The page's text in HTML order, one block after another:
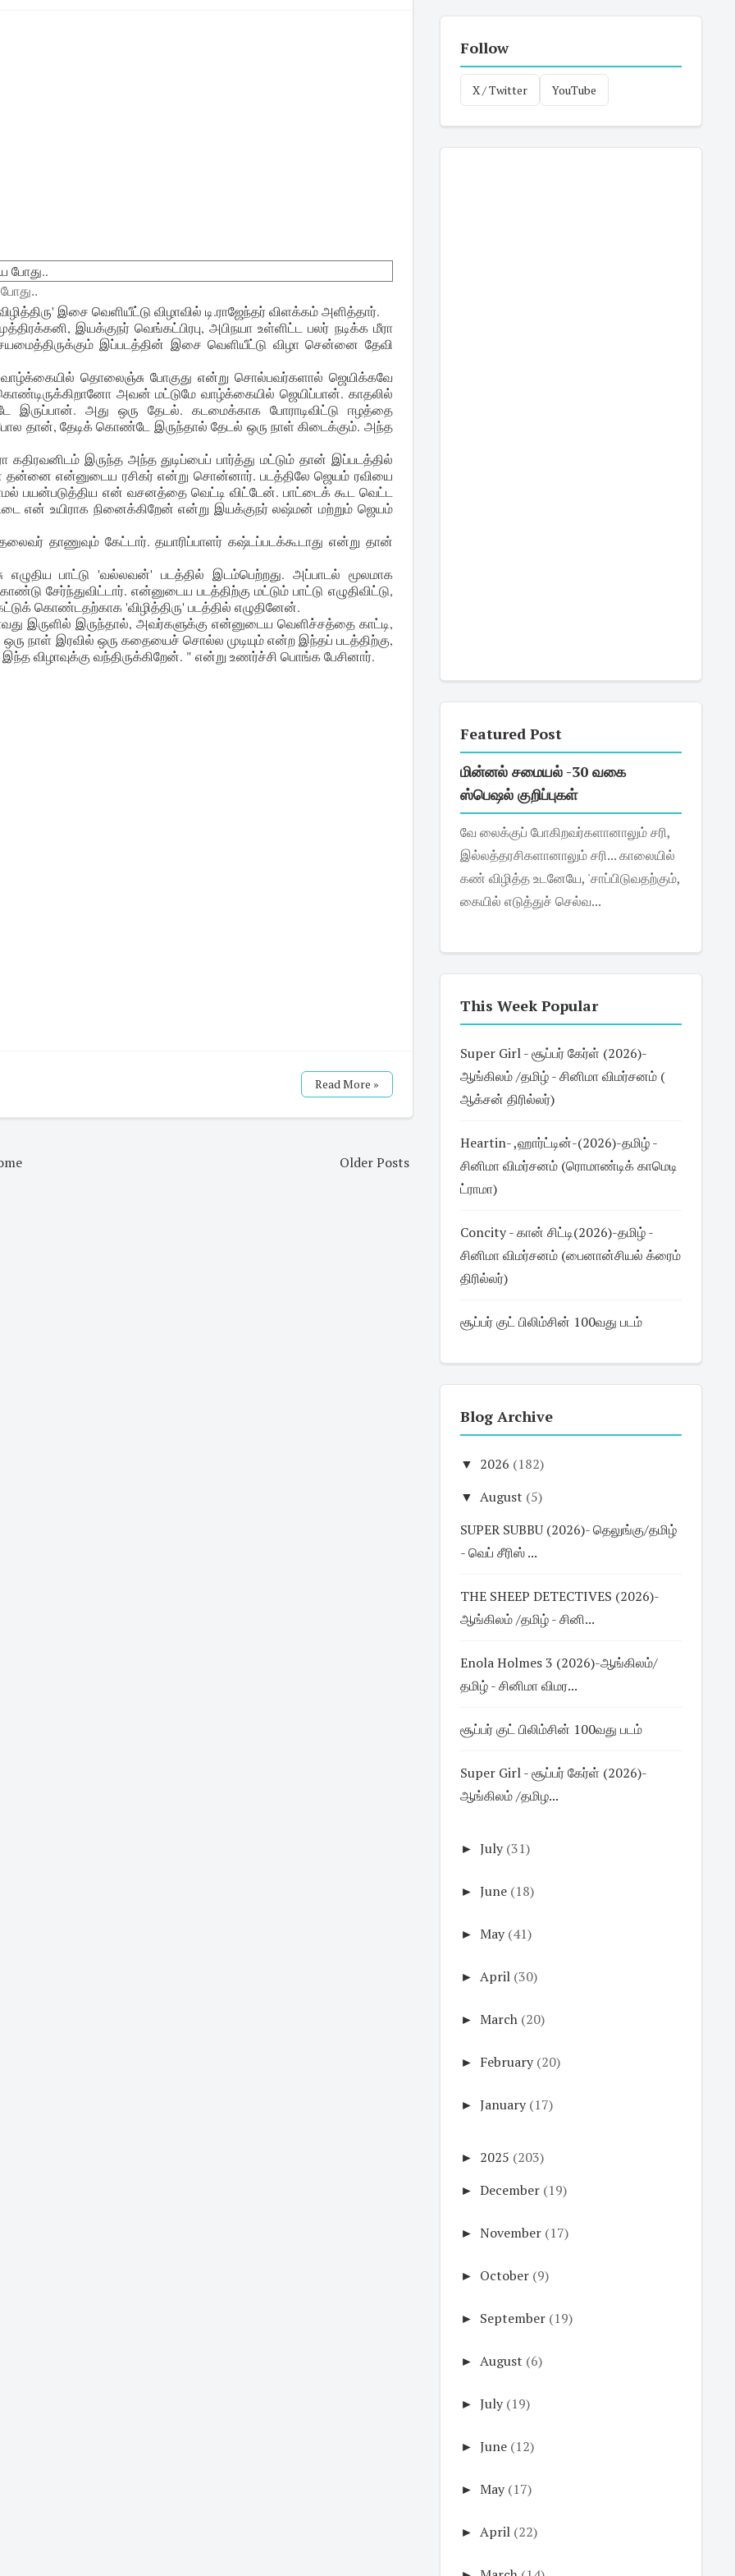
இசை வெளியீட்டு விழாவில் டி.ராஜேந்தர் விளக்கம் அளித்தார்.
இயக்குநர் வெங்கட்பிரபு, அபிநயா உள்ளிட்ட பலர் நடிக்க மீரா
இப்படத்தின் இசை வெளியீட்டு விழா சென்னை தேவி
"வாழ்க்கையில் தொலைஞ்சு போகுது என்று சொல்பவர்களால் ஜெயிக்கவே
அவன் மட்டுமே வாழ்க்கையில் ஜெயிப்பான். காதலில்
அது ஒரு தேடல். கடமைக்காக போராடிவிட்டு ஈழத்தை
தான், தேடிக் கொண்டே இருந்தால் தேடல் ஒரு நாள் கிடைக்கும். அந்த
இருந்த அந்த துடிப்பைப் பார்த்து மட்டும் தான் இப்படத்தில்
தன்னை என்னுடைய ரசிகர் என்று சொன்னார். படத்திலே ஜெயம் ரவியை
பயன்படுத்திய என் வசனத்தை வெட்டி விட்டேன். பாட்டைக் கூட வெட்ட
என் உயிராக நினைக்கிறேன் என்று இயக்குநர் லஷ்மன் மற்றும் ஜெயம்
தாணுவும் கேட்டார். தயாரிப்பாளர் கஷ்டப்படக்கூடாது என்று தான்
பாட்டு 'வல்லவன்' படத்தில் இடம்பெற்றது. அப்பாடல் மூலமாக
என்னுடைய படத்திற்கு மட்டும் பாட்டு எழுதிவிட்டு,
கொண்டதற்காக 'விழித்திரு' படத்தில் எழுதினேன்.
இருளில் இருந்தால், அவர்களுக்கு என்னுடைய வெளிச்சத்தை காட்டி,
நாள் இரவில் ஒரு கதையைச் சொல்ல முடியும் என்ற இந்தப் படத்திற்கு,
விழாவுக்கு வந்திருக்கிறேன். " என்று உணர்ச்சி பொங்க பேசினார்.
Read More »
Older Posts
Follow
X / Twitter YouTube
Featured Post
மின்னல் சமையல் -30 வகை
ஸ்பெஷல் குறிப்புகள்
வே லைக்குப் போகிறவர்களானாலும் சரி,
இல்லத்தரசிகளானாலும் சரி... காலையில்
கண் விழித்த உடனேயே, 'சாப்பிடுவதற்கும்,
கையில் எடுத்துச் செல்வ...
This Week Popular
Super Girl - சூப்பர் கேர்ள் (2026)-
ஆங்கிலம் /தமிழ் - சினிமா விமர்சனம் (
ஆக்சன் திரில்லர்)
Heartin- ,ஹார்ட்டின்-(2026)-தமிழ் -
சினிமா விமர்சனம் (ரொமாண்டிக் காமெடி
ட்ராமா)
Concity - கான் சிட்டி(2026)-தமிழ் -
சினிமா விமர்சனம் (பைனான்சியல் க்ரைம்
திரில்லர்)
சூப்பர் குட் பிலிம்சின் 100வது படம்
Blog Archive
▼ 2026 (182)
▼ August (5)
SUPER SUBBU (2026)- தெலுங்கு/தமிழ்
- வெப் சீரிஸ் ...
THE SHEEP DETECTIVES (2026)-
ஆங்கிலம் /தமிழ் - சினி...
Enola Holmes 3 (2026)-ஆங்கிலம்/
தமிழ் - சினிமா விமர...
சூப்பர் குட் பிலிம்சின் 100வது படம்
Super Girl - சூப்பர் கேர்ள் (2026)-
ஆங்கிலம் /தமிழ...
► July (31)
► June (18)
► May (41)
► April (30)
► March (20)
► February (20)
► January (17)
► 2025 (203)
► December (19)
► November (17)
► October (9)
► September (19)
► August (6)
► July (19)
► June (12)
► May (17)
► April (22)